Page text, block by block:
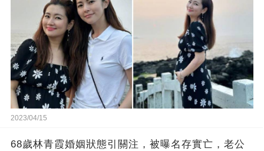
2023/04/15
68歲林青霞婚姻狀態引關注，被曝名存實亡，老公